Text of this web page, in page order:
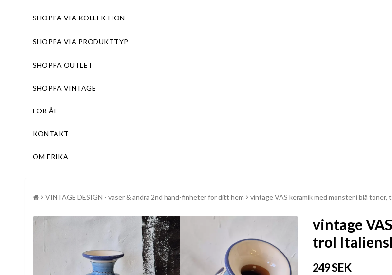
SHOPPA VIA KOLLEKTION
SHOPPA VIA PRODUKTTYP
SHOPPA OUTLET
SHOPPA VINTAGE
FÖR ÅF
KONTAKT
OM ERIKA
VINTAGE DESIGN - vaser & andra 2nd hand-finheter för ditt hem vintage VAS keramik med mönster i blå toner,
vintage
trol
249 SEK